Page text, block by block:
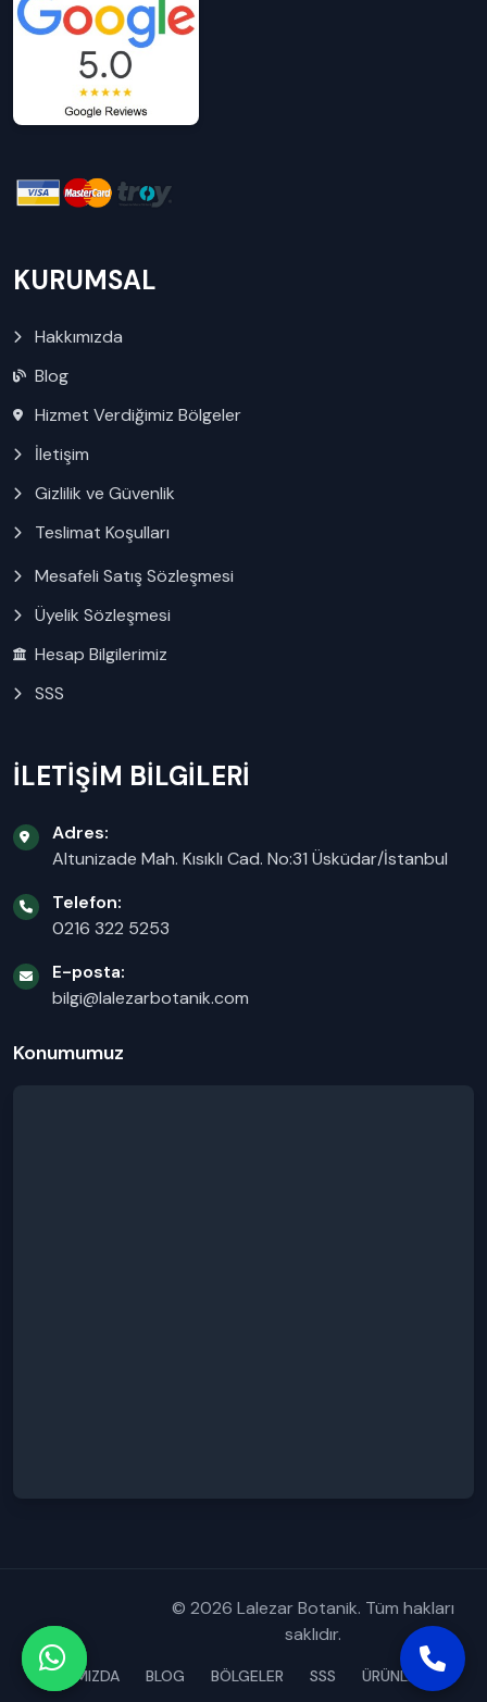
KURUMSAL
Hakkımızda
Blog
Hizmet Verdiğimiz Bölgeler
İletişim
Gizlilik ve Güvenlik
Teslimat Koşulları
Mesafeli Satış Sözleşmesi
Üyelik Sözleşmesi
Hesap Bilgilerimiz
SSS
İLETİŞİM BİLGİLERİ
Adres:
Altunizade Mah. Kısıklı Cad. No:31 Üsküdar/İstanbul
Telefon:
0216 322 5253
E-posta:
bilgi@lalezarbotanik.com
Konumumuz
© 2026 Lalezar Botanik. Tüm hakları
saklıdır.
HAKKIMIZDA BLOG BÖLGELER SSS ÜRÜNLERİMİZ